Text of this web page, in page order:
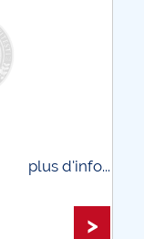
plus
>